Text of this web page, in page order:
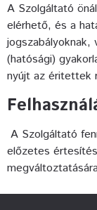
A Szolgáltató
elérhető, és a
jogszabályoknak,
(hatósági)
nyújt az éritettek
A Szolgáltató
előzetes